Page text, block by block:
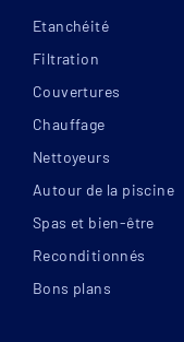
Etanchéité
Filtration
Couvertures
Chauffage
Nettoyeurs
Autour de la piscine
Spas et bien-être
Reconditionnés
Bons plans